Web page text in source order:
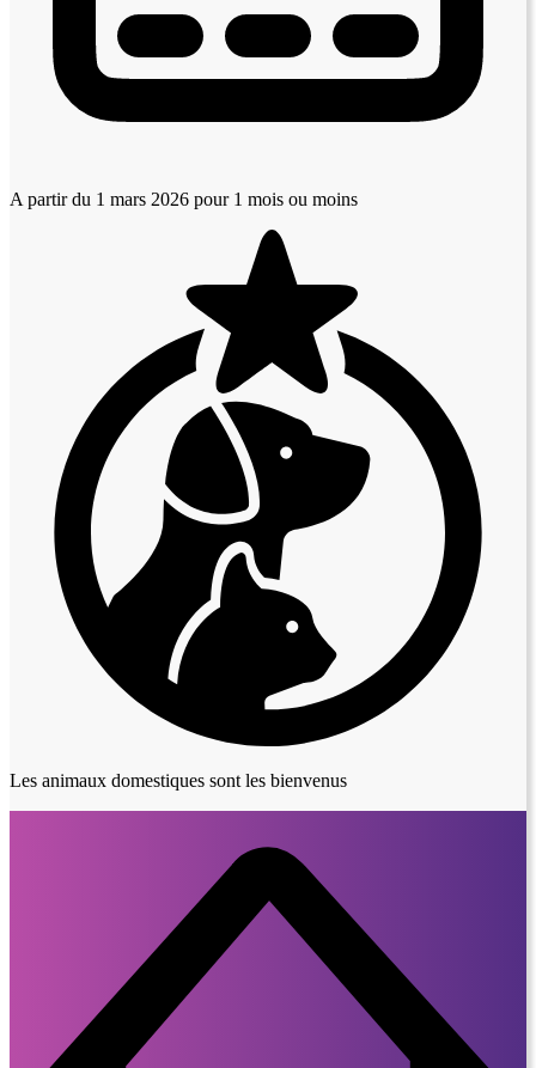
A partir du 1 mars 2026 pour 1 mois ou moins
Les animaux domestiques sont les bienvenus